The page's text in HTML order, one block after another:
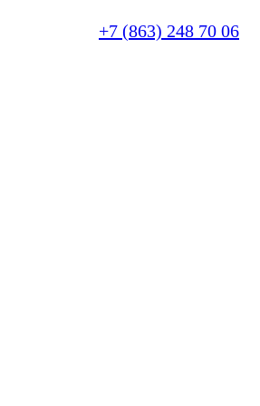
+7 (863) 248 70 06